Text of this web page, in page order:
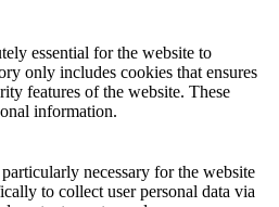
essential for the website to
only includes cookies that ensures
features of the website. These
information.
necessary for the website
to collect user personal data via